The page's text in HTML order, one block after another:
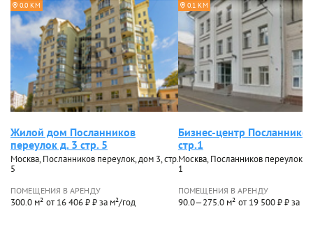
0.0 КМ
Жилой дом Посланников
переулок д. 3 стр. 5
Москва, Посланников переулок, дом 3, стр.
5
ПОМЕЩЕНИЯ В АРЕНДУ
300.0 м² от 16 406 ₽ ₽ за м²/год
0.1 КМ
Бизнес-центр
стр.1
Москва, Посланников переулок,
1
ПОМЕЩЕНИЯ В АРЕНДУ
90.0—275.0 м² от 19 500 ₽ ₽ за